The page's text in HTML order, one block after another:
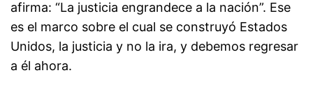
afirma: “La justicia engrandece a la nación”. Ese
es el marco sobre el cual se construyó Estados
Unidos, la justicia y no la ira, y debemos regresar
a él ahora.